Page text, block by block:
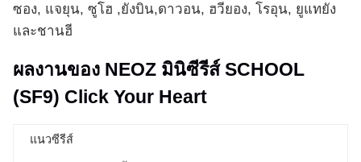
ซอง, แจยุน, ซูโฮ ,ยังบิน,ดาวอน, ฮวียอง, โรอุน, ยูแทยัง
และชานฮี
ผลงานของ NEOZ มินิซีรีส์ SCHOOL
(SF9) Click Your Heart
แนวซีรีส์